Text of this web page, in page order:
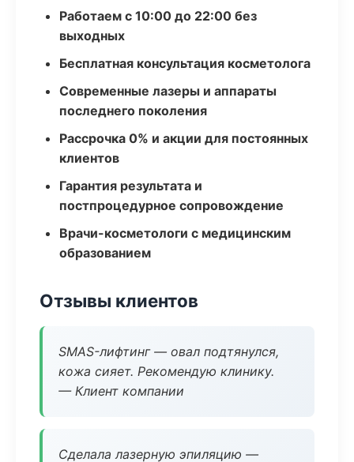
Работаем с 10:00 до 22:00 без
выходных
Бесплатная консультация косметолога
Современные лазеры и аппараты
последнего поколения
Рассрочка 0% и акции для постоянных
клиентов
Гарантия результата и
постпроцедурное сопровождение
Врачи-косметологи с медицинским
образованием
Отзывы клиентов
SMAS-лифтинг — овал подтянулся,
кожа сияет. Рекомендую клинику.
— Клиент компании
Сделала лазерную эпиляцию —